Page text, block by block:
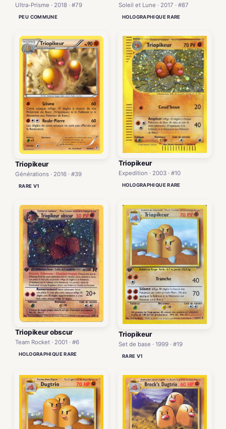
Ultra-Prisme · 2018 · #79
PEU COMMUNE
Soleil et Lune · 2017 · #87
HOLOGRAPHIQUE RARE
Triopikeur
Générations · 2016 · #39
RARE V1
Triopikeur
Expedition · 2003 · #10
HOLOGRAPHIQUE RARE
Triopikeur obscur
Team Rocket · 2001 · #6
HOLOGRAPHIQUE RARE
Triopikeur
Set de base · 1999 · #19
RARE V1